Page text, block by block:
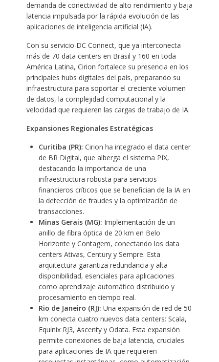
demanda de conectividad de alto rendimiento y baja
latencia impulsada por la rápida evolución de las
aplicaciones de inteligencia artificial (IA).
Con su servicio DC Connect, que ya interconecta
más de 70 data centers en Brasil y 160 en toda
América Latina, Cirion fortalece su presencia en los
principales hubs digitales del país, preparando su
infraestructura para soportar el creciente volumen
de datos, la complejidad computacional y la
velocidad que requieren las cargas de trabajo de IA.
Expansiones Regionales Estratégicas
Curitiba (PR): Cirion ha integrado el data center
de BR Digital, que alberga el sistema PIX,
destacando la importancia de una
infraestructura robusta para servicios
financieros críticos que se benefician de la IA en
la detección de fraudes y la optimización de
transacciones.
Minas Gerais (MG): Implementación de un
anillo de fibra óptica de 20 km en Belo
Horizonte y Contagem, conectando los data
centers Ativas, Century y Sempre. Esta
arquitectura garantiza redundancia y alta
disponibilidad, esenciales para aplicaciones
como aprendizaje automático distribuido y
procesamiento en tiempo real.
Rio de Janeiro (RJ): Una expansión de red de 50
km conecta cuatro nuevos data centers: Scala,
Equinix RJ3, Ascenty y Odata. Esta expansión
permite conexiones de baja latencia, cruciales
para aplicaciones de IA que requieren